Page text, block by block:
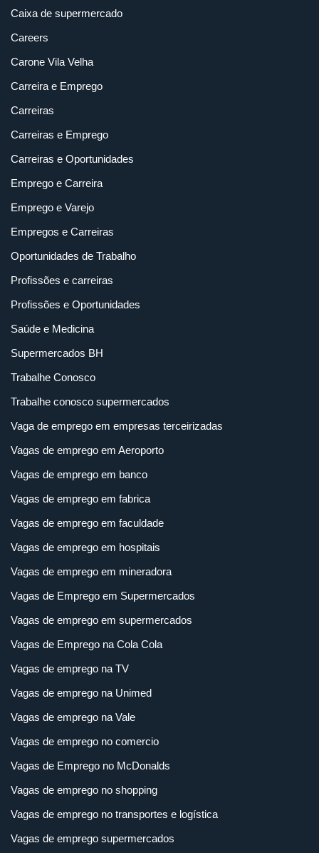
Caixa de supermercado
Careers
Carone Vila Velha
Carreira e Emprego
Carreiras
Carreiras e Emprego
Carreiras e Oportunidades
Emprego e Carreira
Emprego e Varejo
Empregos e Carreiras
Oportunidades de Trabalho
Profissões e carreiras
Profissões e Oportunidades
Saúde e Medicina
Supermercados BH
Trabalhe Conosco
Trabalhe conosco supermercados
Vaga de emprego em empresas terceirizadas
Vagas de emprego em Aeroporto
Vagas de emprego em banco
Vagas de emprego em fabrica
Vagas de emprego em faculdade
Vagas de emprego em hospitais
Vagas de emprego em mineradora
Vagas de Emprego em Supermercados
Vagas de emprego em supermercados
Vagas de Emprego na Cola Cola
Vagas de emprego na TV
Vagas de emprego na Unimed
Vagas de emprego na Vale
Vagas de emprego no comercio
Vagas de Emprego no McDonalds
Vagas de emprego no shopping
Vagas de emprego no transportes e logística
Vagas de emprego supermercados